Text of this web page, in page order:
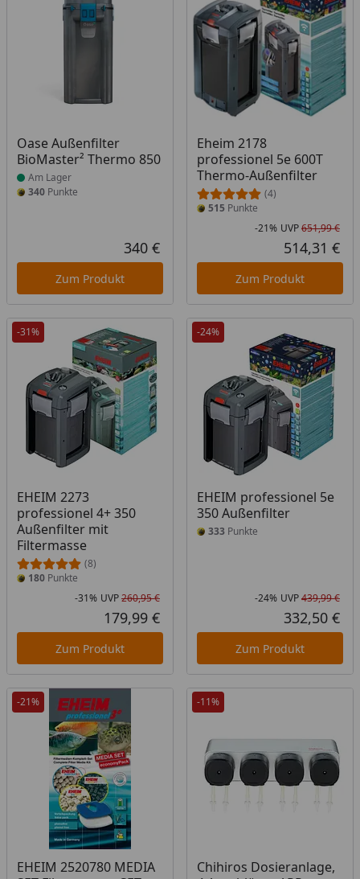
Oase Außenfilter
BioMaster² Thermo 850
Produkt am Lager
Am Lager
340 Punkte
Aktueller Preis
340 €
Zum Produkt
Eheim 2178
professionel 5e 600T
Thermo-Außenfilter
(4)
515 Punkte
-21% UVP651,99 €
514,31 €
Zum Produkt
-31%
EHEIM 2273
professionel 4+ 350
Außenfilter mit
Filtermasse
(8)
180 Punkte
Rabatt in Prozent
-31%
Ursprünglicher Preis
UVP260,95 €
Aktueller Preis
179,99 €
Zum Produkt
-24%
EHEIM professionel 5e
350 Außenfilter
333Punkte
-24% UVP439,99 €
332,50 €
Zum Produkt
-21%
EHEIM 2520780 MEDIA
-11%
Chihiros Dosieranlage,